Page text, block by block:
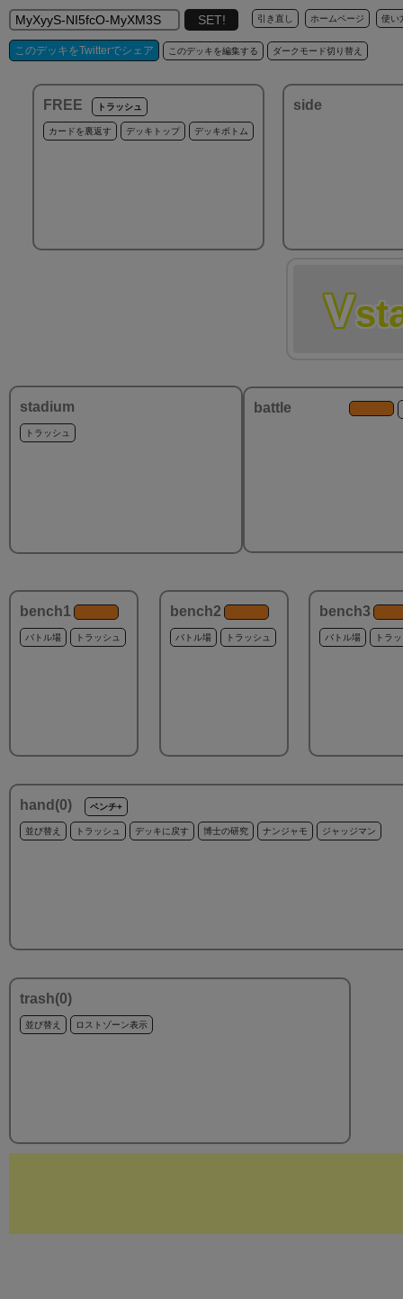
引き直し ホームページ 使い
このデッキをTwitterでシェア このデッキを編集する ダークモード切り替え
FREE トラッシュ
カードを裏返す デッキトップ デッキボトム
side
V
stadium
トラッシュ
battle
bench1
バトル場 トラッシュ
bench2
バトル場 トラッシュ
bench3
バトル場 トラ
hand(0) ベンチ+
並び替え トラッシュ デッキに戻す 博士の研究 ナンジャモ ジャッジマン
trash(0)
並び替え ロストゾーン表示